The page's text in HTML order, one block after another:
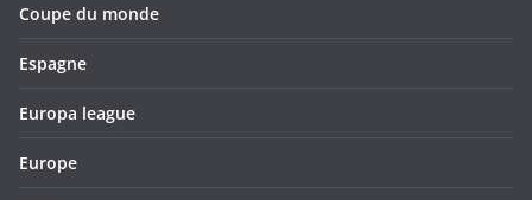
Coupe du monde
Espagne
Europa league
Europe